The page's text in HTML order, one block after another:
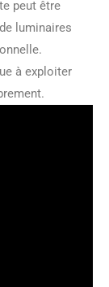
peut être
luminaires
à exploiter